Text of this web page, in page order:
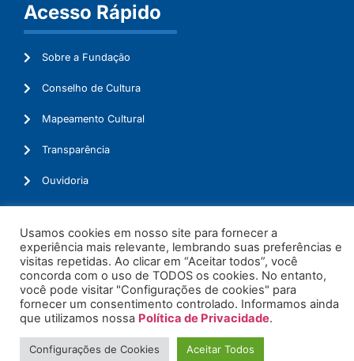
Acesso Rápido
Sobre a Fundação
Conselho de Cultura
Mapeamento Cultural
Transparência
Ouvidoria
© 2026. Todos os Direitos Reservados.
Usamos cookies em nosso site para fornecer a
experiência mais relevante, lembrando suas preferências e
visitas repetidas. Ao clicar em “Aceitar todos”, você
concorda com o uso de TODOS os cookies. No entanto,
você pode visitar "Configurações de cookies" para
fornecer um consentimento controlado. Informamos ainda
que utilizamos nossa Política de Privacidade.
Configurações de Cookies Aceitar Todos